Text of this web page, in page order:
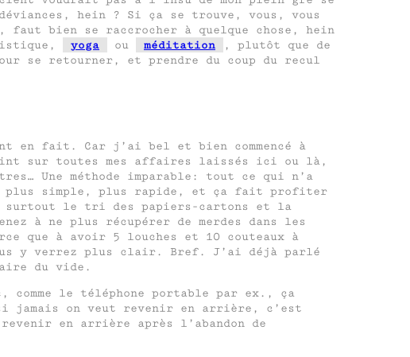
hein ? Si ça se trouve, vous, vous
faut bien se raccrocher à quelque chose, hein
yoga ou méditation
, plutôt que de
se retourner, et prendre du coup du recul
en fait. Car j’ai bel et bien commencé à
sur toutes mes affaires laissés ici ou là,
Une méthode imparable: tout ce qui n’a
plus simple, plus rapide, et ça fait profiter
le tri des papiers-cartons et la
à ne plus récupérer de merdes dans les
que à avoir 5 louches et 10 couteaux à
y verrez plus clair. Bref. J’ai déjà parlé
du vide.
comme le téléphone portable par ex., ça
si jamais on veut revenir en arrière, c’est
en arrière après l’abandon de